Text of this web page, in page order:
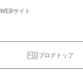
サイト
ブログトップ